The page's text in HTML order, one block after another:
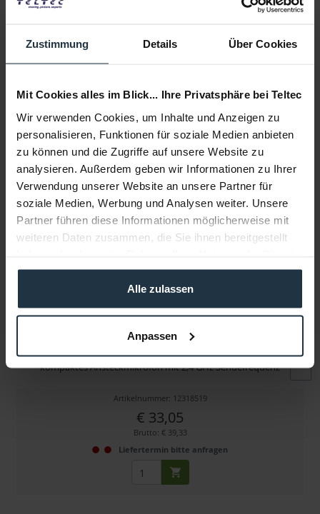
Zustimmung Details Über Cookies
Mit Cookies alles im Blick... Ihre Privatsphäre bei Teltec
Wir verwenden Cookies, um Inhalte und Anzeigen zu
personalisieren, Funktionen für soziale Medien anbieten
zu können und die Zugriffe auf unsere Website zu
analysieren. Außerdem geben wir Informationen zu Ihrer
Verwendung unserer Website an unsere Partner für
soziale Medien, Werbung und Analysen weiter. Unsere
Partner führen diese Informationen möglicherweise mit
weiteren Daten zusammen, die Sie ihnen bereitgestellt
gesammelt haben.
Alle zulassen
Anpassen
Zubehör und Empfehlungen
Beratung
Medien
Infos zu Hersteller & Produktsicherheit
Folgende Infos zum Hersteller sind verfübar...... mehr
Weitere Artikel von Hollyland ansehen
Hollyland Lark M2 Transmitter (Shine Charcoal)
kompaktes Ansteckmikrofon mit 2,4 GHz Sendefrequenz
Artikelnummer: 12318519
€ 33,05
Brutto: € 39,33
Liefertermin bitte anfragen